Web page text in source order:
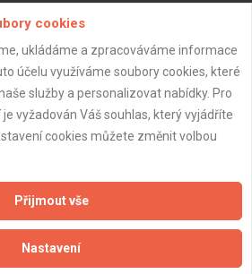
portálu ARES dne 30.12.2023 15:45:09
firmy a řemeslníci
a ochrana osobních údajů
používání souborů cookie
cookies
ukládáme a zpracováváme informace
účelu využíváme soubory cookies, které
služby a personalizovat nabídky. Pro
vyžadován Váš souhlas, který vyjádříte
cookies můžete změnit volbou
Přijmout vše
Nastavení